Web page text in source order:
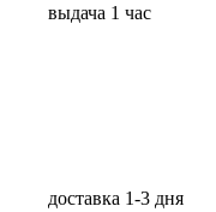
выдача 1 час
доставка 1-3 дня